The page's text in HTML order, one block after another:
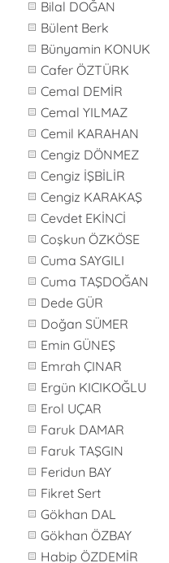
Bilal DOĞAN
Bülent Berk
Bünyamin KONUK
Cafer ÖZTÜRK
Cemal DEMİR
Cemal YILMAZ
Cemil KARAHAN
Cengiz DÖNMEZ
Cengiz İŞBİLİR
Cengiz KARAKAŞ
Cevdet EKİNCİ
Coşkun ÖZKÖSE
Cuma SAYGILI
Cuma TAŞDOĞAN
Dede GÜR
Doğan SÜMER
Emin GÜNEŞ
Emrah ÇINAR
Ergün KICIKOĞLU
Erol UÇAR
Faruk DAMAR
Faruk TAŞGIN
Feridun BAY
Fikret Sert
Gökhan DAL
Gökhan ÖZBAY
Habip ÖZDEMİR